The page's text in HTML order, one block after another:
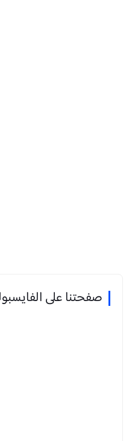
صفحتنا على